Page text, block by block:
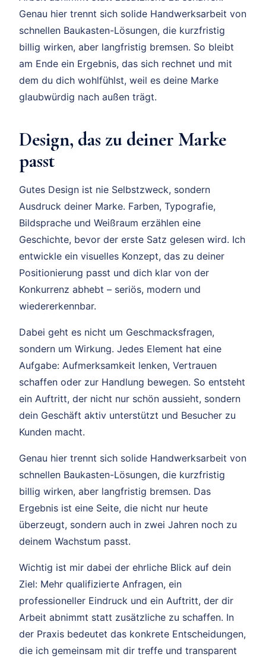
Genau hier trennt sich solide Handwerksarbeit von
schnellen Baukasten-Lösungen, die kurzfristig
billig wirken, aber langfristig bremsen. So bleibt
am Ende ein Ergebnis, das sich rechnet und mit
dem du dich wohlfühlst, weil es deine Marke
glaubwürdig nach außen trägt.
Design, das zu deiner Marke
passt
Gutes Design ist nie Selbstzweck, sondern
Ausdruck deiner Marke. Farben, Typografie,
Bildsprache und Weißraum erzählen eine
Geschichte, bevor der erste Satz gelesen wird. Ich
entwickle ein visuelles Konzept, das zu deiner
Positionierung passt und dich klar von der
Konkurrenz abhebt – seriös, modern und
wiedererkennbar.
Dabei geht es nicht um Geschmacksfragen,
sondern um Wirkung. Jedes Element hat eine
Aufgabe: Aufmerksamkeit lenken, Vertrauen
schaffen oder zur Handlung bewegen. So entsteht
ein Auftritt, der nicht nur schön aussieht, sondern
dein Geschäft aktiv unterstützt und Besucher zu
Kunden macht.
Genau hier trennt sich solide Handwerksarbeit von
schnellen Baukasten-Lösungen, die kurzfristig
billig wirken, aber langfristig bremsen. Das
Ergebnis ist eine Seite, die nicht nur heute
überzeugt, sondern auch in zwei Jahren noch zu
deinem Wachstum passt.
Wichtig ist mir dabei der ehrliche Blick auf dein
Ziel: Mehr qualifizierte Anfragen, ein
professioneller Eindruck und ein Auftritt, der dir
Arbeit abnimmt statt zusätzliche zu schaffen. In
der Praxis bedeutet das konkrete Entscheidungen,
die ich gemeinsam mit dir treffe und transparent